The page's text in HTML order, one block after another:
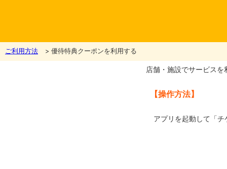
ご利用方法 > 優待特典クーポンを利用する
店舗・施設でサービス
【操作方法】
アプリを起動して「